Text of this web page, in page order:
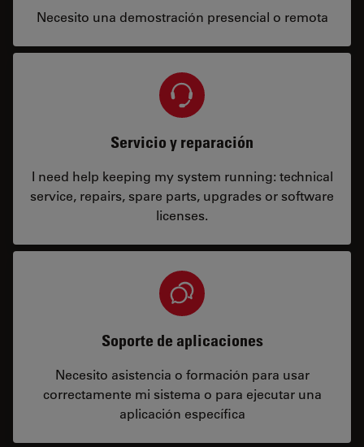
Necesito una demostración presencial o remota
Servicio y reparación
I need help keeping my system running: technical
service, repairs, spare parts, upgrades or software
licenses.
Soporte de aplicaciones
Necesito asistencia o formación para usar
correctamente mi sistema o para ejecutar una
aplicación específica